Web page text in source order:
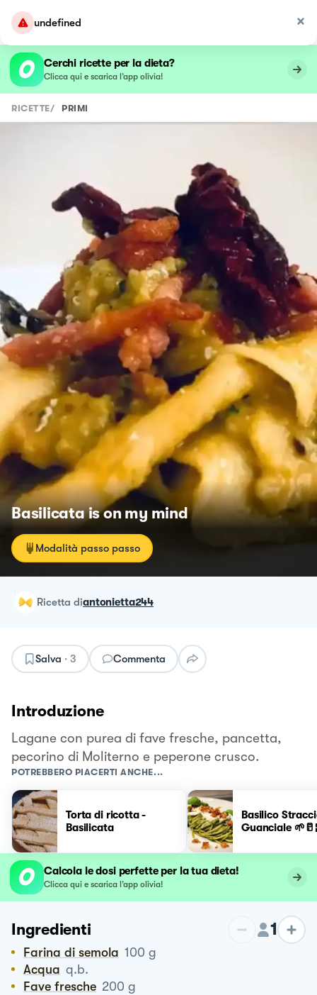
undefined
Cerchi ricette per la dieta?
Clicca qui e scarica l’app olivia!
RICETTE/ PRIMI
Basilicata is on my mind
Modalità passo passo
ricetta diantonietta244
Salva · 3 Commenta
Introduzione
Lagane con purea di fave fresche, pancetta,
pecorino di Moliterno e peperone crusco.
POTREBBERO PIACERTI ANCHE...
Torta di ricotta -
Basilicata
Basilico
Guanciale
Calcola le dosi perfette per la tua dieta!
Clicca qui e scarica l’app olivia!
Ingredienti 1
Farina di semola 100 g
Acqua q.b.
Fave fresche 200 g